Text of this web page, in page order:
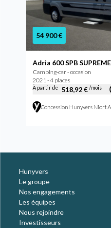
54 900 €
Adria 600 SPB SUPREME
Camping-car - occasion
2021 - 4 places
À partir de 518,92 € /mois
Concession Hunyvers Niort
Hunyvers
Le groupe
Nos engagements
Les équipes
Nous rejoindre
Investisseurs